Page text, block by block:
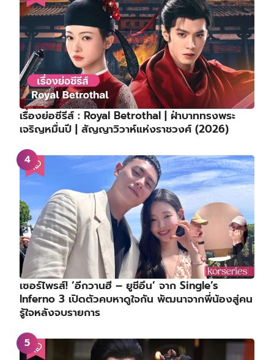
เรื่องย่อซีรีส์ : Royal Betrothal | ฝ่าบาททรงพระ
เจริญหมื่นปี | สัญญาวิวาห์แห่งราชวงศ์ (2026)
เซอร์ไพรส์! ‘อีกวานฮี – ยูชีอึน’ จาก Single’s
Inferno 3 เปิดตัวคบหาดูใจกัน พัฒนาจากพี่น้องสู่คน
รู้ใจหลังจบรายการ